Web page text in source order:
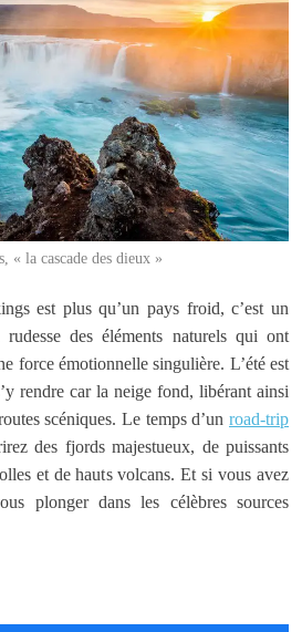
« la cascade des dieux »
est plus qu’un pays froid, c’est un
des éléments naturels qui ont
force émotionnelle singulière. L’été est
rendre car la neige fond, libérant ainsi
scéniques. Le temps d’un road-trip
des fjords majestueux, de puissants
et de hauts volcans. Et si vous avez
plonger dans les célèbres sources